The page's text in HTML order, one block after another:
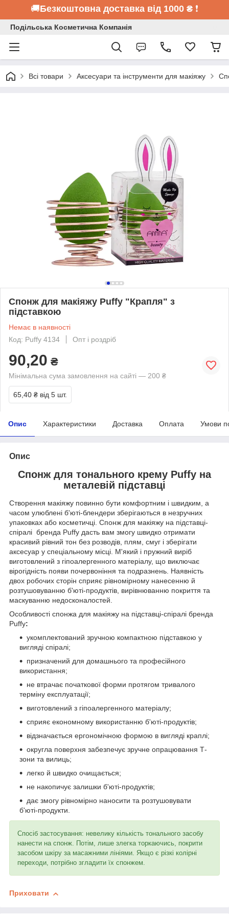
🚚Безкоштовна доставка від 1000 ₴ ❗
Подільська Косметична Компанія
Всі товари Аксесуари та інструменти для макіяжу
Спонж для макіяжу Puffy "Крапля" з
підставкою
Немає в наявності
Код: Puffy 4134
Опт і роздріб
90,20 ₴
Мінімальна сума замовлення на сайті — 200 ₴
65,40 ₴ від 5 шт.
Опис Характеристики Доставка Оплата Умови
Опис
Спонж для тонального крему Puffy на
металевій підставці
Створення макіяжу повинно бути комфортним і швидким, а
часом улюблені б'юті-блендери зберігаються в незручних
упаковках або косметичці. Спонж для макіяжу на підставці-
спіралі бренда Puffy дасть вам змогу швидко отримати
красивий рівний тон без розводів, плям, смуг і зберігати
аксесуар у спеціальному місці. М'який і пружний виріб
виготовлений з гіпоалергенного матеріалу, що виключає
вірогідність появи почервоніння та подразнень. Наявність
двох робочих сторін сприяє рівномірному нанесенню й
розтушовуванню б'юті-продуктів, вирівнюванню покриття та
маскуванню недосконалостей.
Особливості спонжа для макіяжу на підставці-спіралі бренда
Puffy:
укомплектований зручною компактною підставкою у
вигляді спіралі;
призначений для домашнього та професійного
використання;
не втрачає початкової форми протягом тривалого
терміну експлуатації;
виготовлений з гіпоалергенного матеріалу;
сприяє економному використанню б'юті-продуктів;
відзначається ергономічною формою в вигляді краплі;
округла поверхня забезпечує зручне опрацювання Т-
зони та вилиць;
легко й швидко очищається;
не накопичує залишки б'юті-продуктів;
дає змогу рівномірно наносити та розтушовувати
б'юті-продукти.
Спосіб застосування: невелику кількість тонального засобу
нанести на спонж. Потім, лише злегка торкаючись, покрити
засобом шкіру за масажними лініями. Якщо є різкі колірні
переходи, потрібно згладити їх спонжем.
Приховати